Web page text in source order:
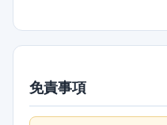
免責事項